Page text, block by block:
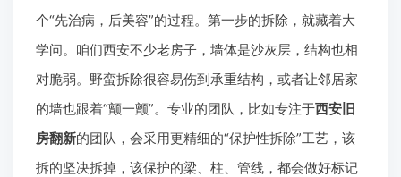
个“先治病，后美容”的过程。第一步的拆除，就藏着大
学问。咱们西安不少老房子，墙体是沙灰层，结构也相
对脆弱。野蛮拆除很容易伤到承重结构，或者让邻居家
的墙也跟着“颤一颤”。专业的团队，比如专注于西安旧
房翻新的团队，会采用更精细的“保护性拆除”工艺，该
拆的坚决拆掉，该保护的梁、柱、管线，都会做好标记